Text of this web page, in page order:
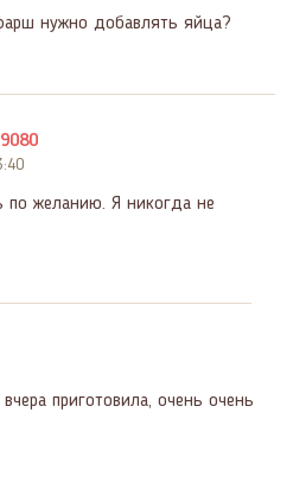
нужно добавлять яйца?
желанию. Я никогда не
приготовила, очень очень